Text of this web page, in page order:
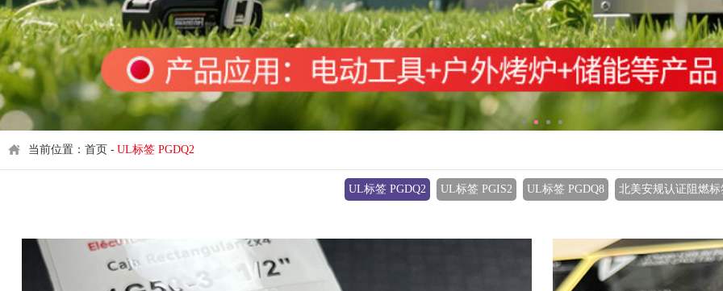
当前位置：首页 - UL标签 PGDQ2
UL标签 PGDQ2 UL标签 PGIS2 UL标签 PGDQ8 北美安规认证阻燃标